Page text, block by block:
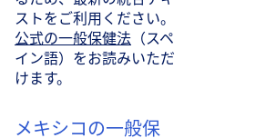
ストをご利用ください。
公式の一般保健法 （スペ
イン語）をお読みいただ
けます。
メキシコの一般保